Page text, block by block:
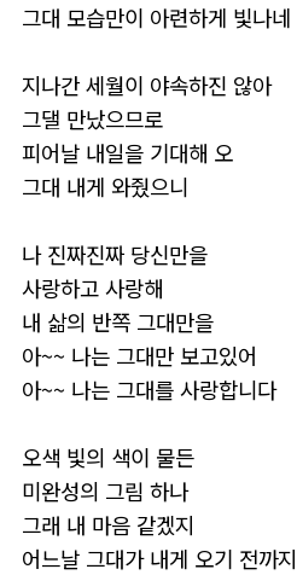
그대 모습만이 아련하게 빛나네
지나간 세월이 야속하진 않아
그댈 만났으므로
피어날 내일을 기대해 오
그대 내게 와줬으니
​나 진짜진짜 당신만을
사랑하고 사랑해
내 삶의 반쪽 그대만을
아~~ 나는 그대만 보고있어
아~~ 나는 그대를 사랑합니다
오색 빛의 색이 물든
미완성의 그림 하나
그래 내 마음 같겠지
어느날 그대가 내게 오기 전까지